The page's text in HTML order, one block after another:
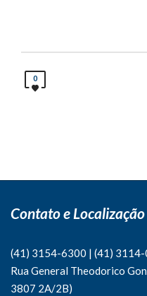
0
Contato e Localização
(41) 3154-6300 | (41)
Rua General Theodorico
3807 2A/2B)